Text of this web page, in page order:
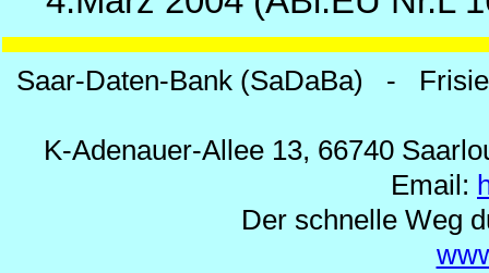
Saar-Daten-Bank (SaDaBa) -
K-Adenauer-Allee 13, 66740
Email:
Der schnelle Weg